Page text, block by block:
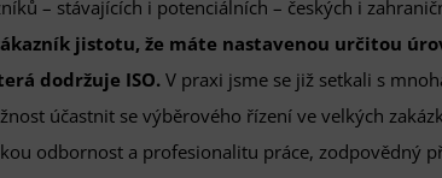
– stávajících i potenciálních – českých i
jistotu, že máte nastavenou určitou
dodržuje ISO. V praxi jsme se již setkali s
účastnit se výběrového řízení ve velkých
odbornost a profesionalitu práce, zodpovědný